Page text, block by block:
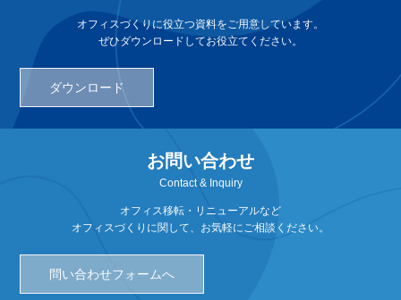
オフィスづくりに役立つ資料をご用意しています。
ぜひダウンロードしてお役立てください。
ダウンロード
お問い合わせ
Contact & Inquiry
オフィス移転・リニューアルなど
オフィスづくりに関して、お気軽にご相談ください。
問い合わせフォームへ